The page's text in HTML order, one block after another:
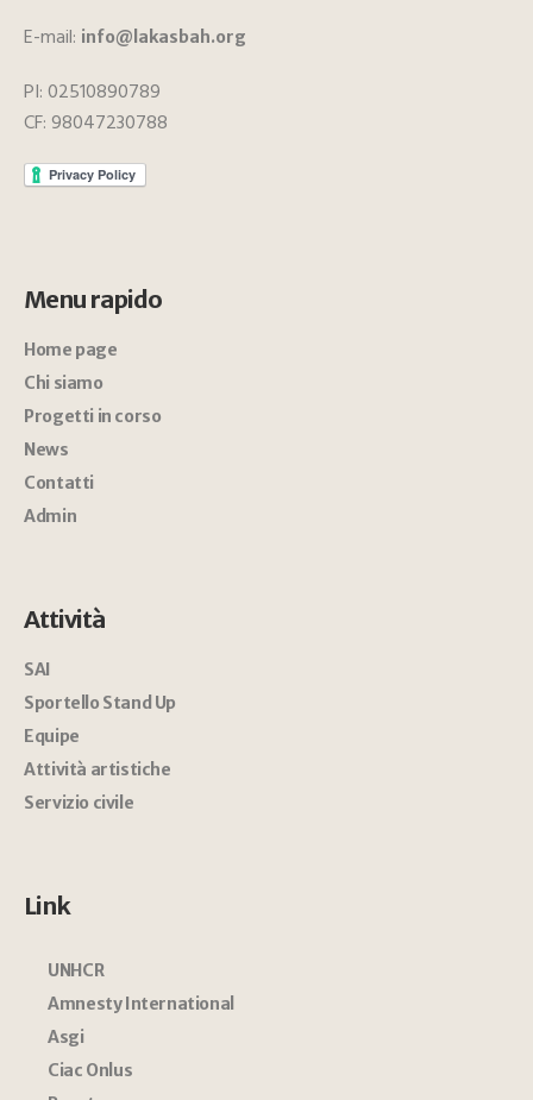
E-mail: info@lakasbah.org
PI: 02510890789
CF: 98047230788
Menu rapido
Home page
Chi siamo
Progetti in corso
News
Contatti
Admin
Attività
SAI
Sportello Stand Up
Equipe
Attività artistiche
Servizio civile
Link
UNHCR
Amnesty International
Asgi
Ciac Onlus